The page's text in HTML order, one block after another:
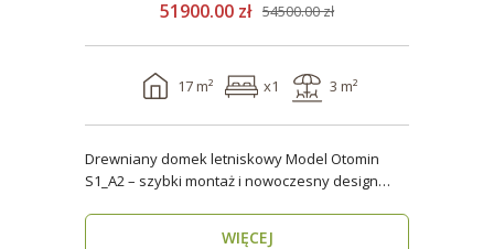
51900.00 zł 54500.00 zł
17 m² x1 3 m²
Drewniany domek letniskowy Model Otomin
S1_A2 – szybki montaż i nowoczesny design
WIĘCEJ